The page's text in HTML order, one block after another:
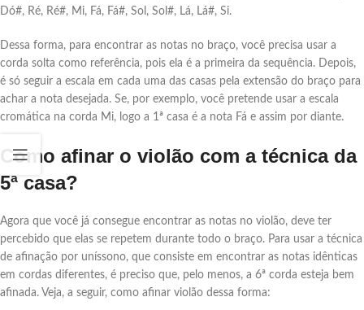
Dó#, Ré, Ré#, Mi, Fá, Fá#, Sol, Sol#, Lá, Lá#, Si.
Dessa forma, para encontrar as notas no braço, você precisa usar a
corda solta como referência, pois ela é a primeira da sequência. Depois,
é só seguir a escala em cada uma das casas pela extensão do braço para
achar a nota desejada. Se, por exemplo, você pretende usar a escala
cromática na corda Mi, logo a 1ª casa é a nota Fá e assim por diante.
Como afinar o violão com a técnica da
5ª casa?
Agora que você já consegue encontrar as notas no violão, deve ter
percebido que elas se repetem durante todo o braço. Para usar a técnica
de afinação por uníssono, que consiste em encontrar as notas idênticas
em cordas diferentes, é preciso que, pelo menos, a 6ª corda esteja bem
afinada. Veja, a seguir, como afinar violão dessa forma: